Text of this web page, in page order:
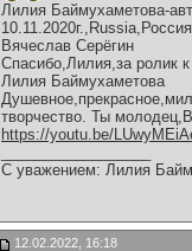
Лилия Баймухаметова-
Вячеслав Серёгин
Спасибо,Лилия,за ролик
Лилия Баймухаметова
творчество. Ты
https://youtu.be/
С уважением: Лилия
12.02.2022, 16:18